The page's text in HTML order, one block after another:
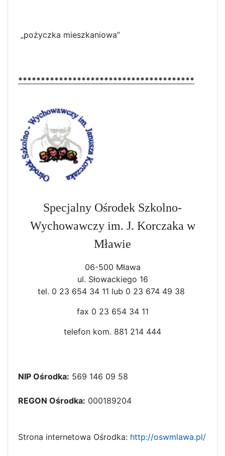
„pożyczka mieszkaniowa”
***************************************
Specjalny Ośrodek Szkolno-
Wychowawczy im. J. Korczaka w
Mławie
06-500 Mława
ul. Słowackiego 16
tel. 0 23 654 34 11 lub 0 23 674 49 38
fax 0 23 654 34 11
telefon kom. 881 214 444
NIP Ośrodka: 569 146 09 58
REGON Ośrodka: 000189204
Strona internetowa Ośrodka: http://oswmlawa.pl/